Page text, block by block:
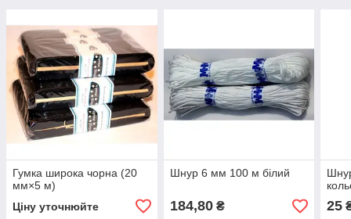
Гумка широка чорна (20
мм×5 м)
Ціну уточнюйте
Шнур 6 мм 100 м білий
184,80₴ 25